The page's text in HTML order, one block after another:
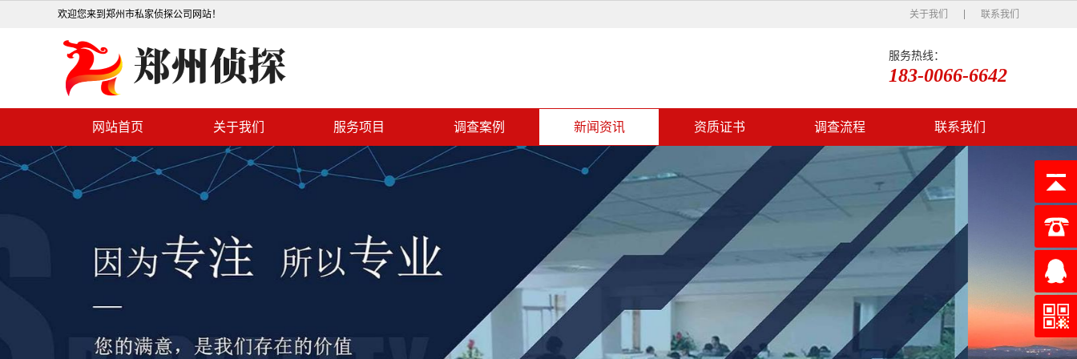
欢迎您来到郑州市私家侦探公司网站！ 关于我们 联系我们
服务热线：
183-0066-6642
网站首页 关于我们 服务项目 调查案例 新闻资讯 资质证书 调查流程 联系我们